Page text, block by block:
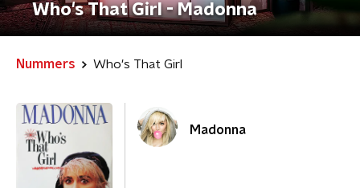
Who's That Girl - Madonna
Nummers Who's That Girl
Madonna